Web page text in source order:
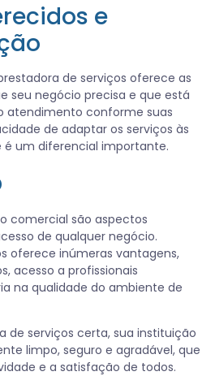
e
de serviços oferece as
seu negócio precisa e que está
atendimento conforme suas
de adaptar os serviços às
é um diferencial importante.
comercial são aspectos
de qualquer negócio.
oferece inúmeras vantagens,
acesso a profissionais
na qualidade do ambiente de
de serviços certa, sua instituição
limpo, seguro e agradável, que
e a satisfação de todos.